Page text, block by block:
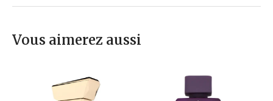
Vous aimerez aussi